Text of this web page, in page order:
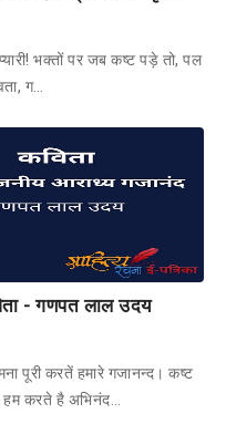
भक्तों पर जब कष्ट पड़े तो, पल
ग…
- गणपत लाल उदय
पूरी करतें हमारे ‌गजानन्द। कष्ट
हम करते है अभिनंद…